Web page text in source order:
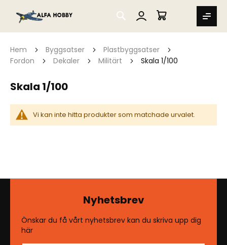
SEARCH
MIN VARUKORG
Hem Byggsatser
Plastbyggsatser
Fordon
Dekaler Militärt Skala 1/100
Skala 1/100
Vi kan inte hitta produkter som matchade urvalet.
Nyhetsbrev
Önskar du få vårt nyhetsbrev kan du skriva upp dig
här